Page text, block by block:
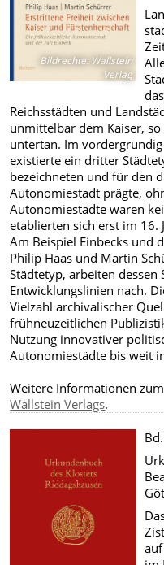
Bildrechte:Wallstein
Verlag
Reichsstädten und
unmittelbar dem Kaiser,
untertan. Im
existierte ein dritter
bezeichneten und für den
Autonomiestadt prägte,
Autonomiestädte waren
etablierten sich erst im 16.
Am Beispiel Einbecks und
Philip Haas und Martin
Städtetyp, arbeiten
Entwicklungslinien nach.
Vielzahl archivalischer
frühneuzeitlichen
Nutzung innovativer
Autonomiestädte bis weit
Weitere Informationen
Wallstein Verlags.